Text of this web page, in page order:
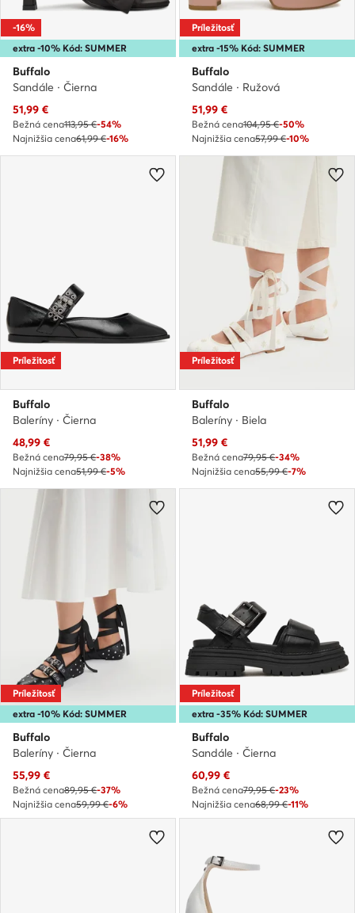
extra -10% Kód: SUMMER
-16%
Buffalo
Sandále · Čierna
Aktuálna cena
51,99 €
Bežná cena113,95 €-54%
Najnižšia cena61,99 €-16%
extra -15% Kód: SUMMER
Príležitosť
Buffalo
Sandále · Ružová
Aktuálna cena
51,99 €
Bežná cena104,95 €-50%
Najnižšia cena57,99 €-10%
Príležitosť
Buffalo
Baleríny · Čierna
Aktuálna cena
48,99 €
Bežná cena79,95 €-38%
Najnižšia cena51,99 €-5%
Príležitosť
Buffalo
Baleríny · Biela
Aktuálna cena
51,99 €
Bežná cena79,95 €-34%
Najnižšia cena55,99 €-7%
extra -10% Kód: SUMMER
Príležitosť
Buffalo
Baleríny · Čierna
Aktuálna cena
55,99 €
Bežná cena89,95 €-37%
Najnižšia cena59,99 €-6%
extra -35% Kód: SUMMER
Príležitosť
Buffalo
Sandále · Čierna
Aktuálna cena
60,99 €
Bežná cena79,95 €-23%
Najnižšia cena68,99 €-11%